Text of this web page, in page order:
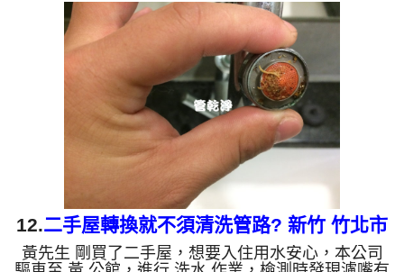
沒洗出什麼，沒多久就慢慢流出白色髒水，突然轉變
成黃色髒水，像是甘蔗汁一樣，如下圖片影片，一個
多小時後， 出水量明顯變大，張小姐能正常用水了!!
如是自來水，如水管老化，會產生鐵鏽跟泥沙堆積，
洗出來的水就會是咖啡色，地下水含有氧化錳，管壁
上會結成黑色...
12.二手屋轉換就不須清洗管路? 新竹 竹北市
台科路 洗水管
黃先生 剛買了二手屋，想要入住用水安心，本公司